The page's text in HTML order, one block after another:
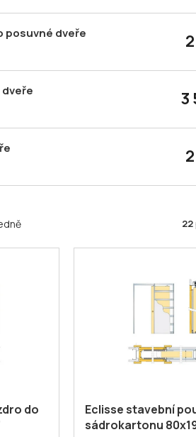
posuvné dveře
3
22
do
Eclisse stavební
sádrokartonu